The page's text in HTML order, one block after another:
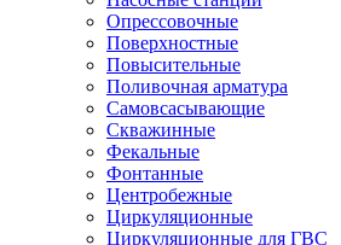
Опрессовочные
Поверхностные
Повысительные
Поливочная арматура
Самовсасывающие
Скважинные
Фекальные
Фонтанные
Центробежные
Циркуляционные
Циркуляционные для ГВС